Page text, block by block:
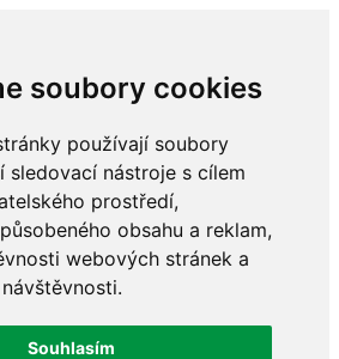
soubory cookies
používají soubory
sledovací nástroje s cílem
prostředí,
obsahu a reklam,
webových stránek a
Souhlasím